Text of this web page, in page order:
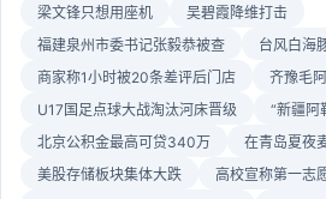
梁文锋只想用座机
吴碧霞降维打击
福建泉州市委书记张毅恭被查
台风白海
商家称1小时被20条差评后门店
齐豫毛
U17国足点球大战淘汰河床晋级
“新疆阿
北京公积金最高可贷340万
在青岛夏夜
美股存储板块集体大跌
高校宣称第一志